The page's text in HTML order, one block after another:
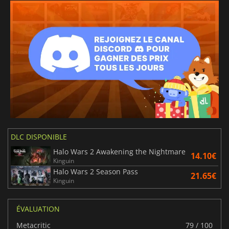
DLC DISPONIBLE
Halo Wars 2 Awakening the Nightmare
Kinguin 14.10€
Halo Wars 2 Season Pass
Kinguin 21.65€
ÉVALUATION
Metacritic
79 / 100